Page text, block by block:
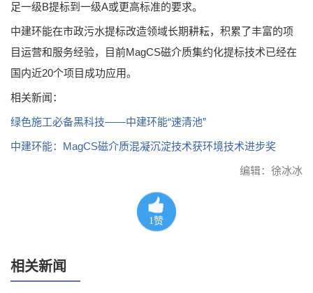
足一级B提标到一级A或更高标准的要求。
中建环能在市政污水提标改造领域长期耕耘，积累了丰富的项
目运营和服务经验，目前MagCS磁介质集约化提标技术已经在
国内近20个项目成功应用。
相关新闻：
绿色施工必备黑科技——中建环能“速清池”
中建环能：MagCS磁介质混凝沉淀技术获环境技术进步奖
编辑：徐冰冰
1赞
相关新闻